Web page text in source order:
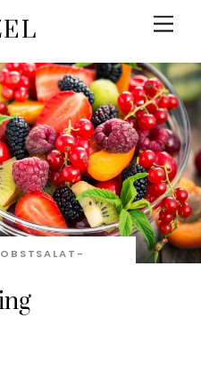
OBSTSALAT-